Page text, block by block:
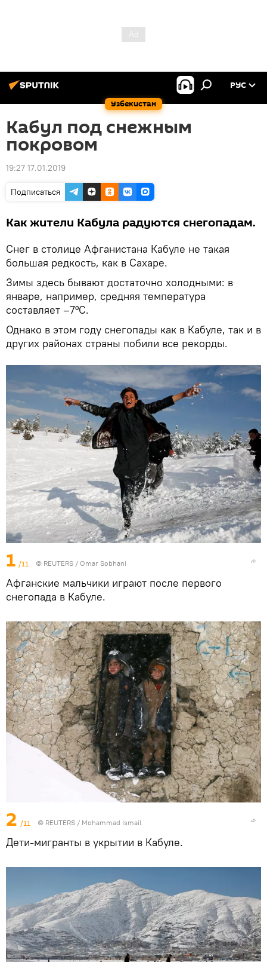
Узбекистан
РУС
Кабул под снежным
покровом
19:27 17.01.2019
Подписаться
Как жители Кабула радуются снегопадам.
Снег в столице Афганистана Кабуле не такая
большая редкость, как в Сахаре.
Зимы здесь бывают достаточно холодными: в
январе, например, средняя температура
составляет –7ºС.
Однако в этом году снегопады как в Кабуле, так и в
других районах страны побили все рекорды.
1 /11 © REUTERS / Omar Sobhani
Афганские мальчики играют после первого
снегопада в Кабуле.
2 /11 © REUTERS / Mohammad Ismail
Дети-мигранты в укрытии в Кабуле.